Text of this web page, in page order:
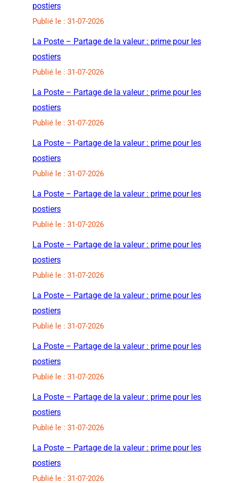
postiers
Publié le : 31-07-2026
La Poste – Partage de la valeur : prime pour les
postiers
Publié le : 31-07-2026
La Poste – Partage de la valeur : prime pour les
postiers
Publié le : 31-07-2026
La Poste – Partage de la valeur : prime pour les
postiers
Publié le : 31-07-2026
La Poste – Partage de la valeur : prime pour les
postiers
Publié le : 31-07-2026
La Poste – Partage de la valeur : prime pour les
postiers
Publié le : 31-07-2026
La Poste – Partage de la valeur : prime pour les
postiers
Publié le : 31-07-2026
La Poste – Partage de la valeur : prime pour les
postiers
Publié le : 31-07-2026
La Poste – Partage de la valeur : prime pour les
postiers
Publié le : 31-07-2026
La Poste – Partage de la valeur : prime pour les
postiers
Publié le : 31-07-2026